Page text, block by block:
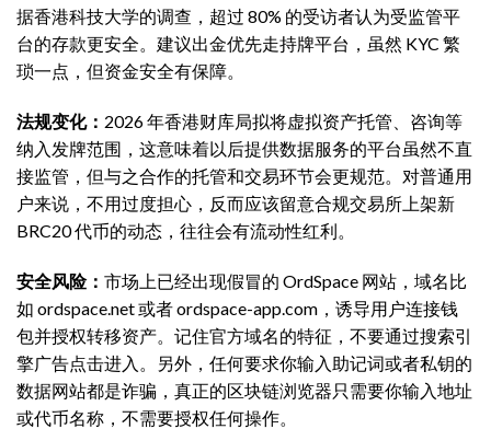
据香港科技大学的调查，超过 80% 的受访者认为受监管平
台的存款更安全。建议出金优先走持牌平台，虽然 KYC 繁
琐一点，但资金安全有保障。
法规变化： 2026 年香港财库局拟将虚拟资产托管、咨询等
纳入发牌范围，这意味着以后提供数据服务的平台虽然不直
接监管，但与之合作的托管和交易环节会更规范。对普通用
户来说，不用过度担心，反而应该留意合规交易所上架新
BRC20 代币的动态，往往会有流动性红利。
安全风险： 市场上已经出现假冒的 OrdSpace 网站，域名比
如 ordspace.net 或者 ordspace-app.com，诱导用户连接钱
包并授权转移资产。记住官方域名的特征，不要通过搜索引
擎广告点击进入。另外，任何要求你输入助记词或者私钥的
数据网站都是诈骗，真正的区块链浏览器只需要你输入地址
或代币名称，不需要授权任何操作。